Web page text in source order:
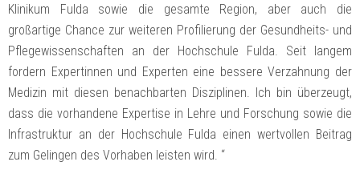
Klinikum Fulda sowie die gesamte Region, aber auch die
großartige Chance zur weiteren Profilierung der Gesundheits- und
Pflegewissenschaften an der Hochschule Fulda. Seit langem
fordern Expertinnen und Experten eine bessere Verzahnung der
Medizin mit diesen benachbarten Disziplinen. Ich bin überzeugt,
dass die vorhandene Expertise in Lehre und Forschung sowie die
Infrastruktur an der Hochschule Fulda einen wertvollen Beitrag
zum Gelingen des Vorhaben leisten wird. “